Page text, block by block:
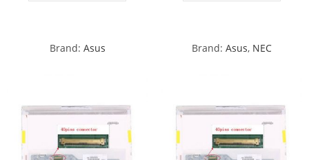
Brand: Asus, NEC
Brand: Asus